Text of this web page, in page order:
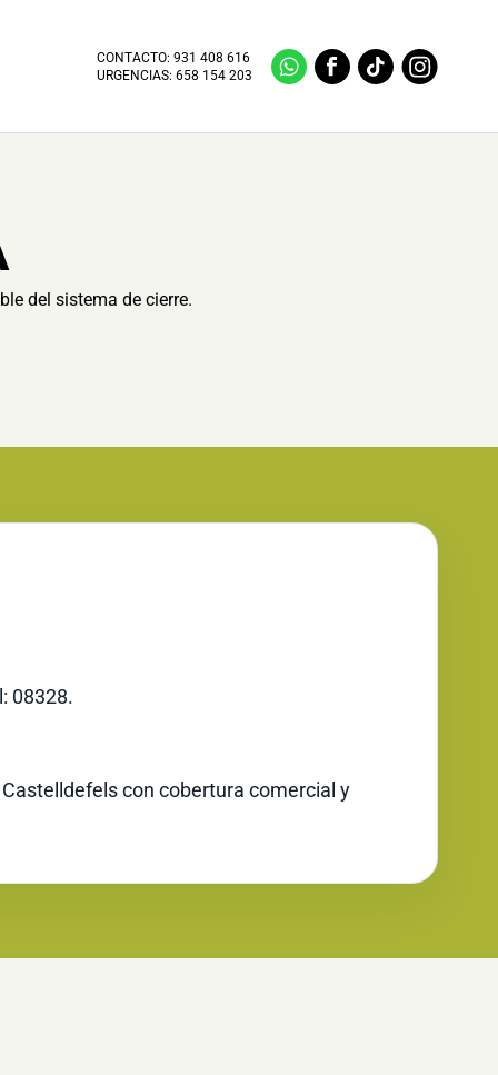
CONTACTO:931 408 616
URGENCIAS:658 154 203
del sistema de cierre.
08328.
con cobertura comercial y